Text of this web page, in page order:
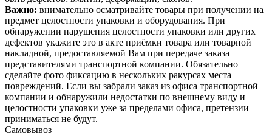
Важно: внимательно осматривайте товары при получении на
предмет целостности упаковки и оборудования. При
обнаружении нарушения целостности упаковки или других
дефектов укажите это в акте приёмки товара или товарной
накладной, предоставляемой Вам при передаче заказа
представителями транспортной компании. Обязательно
сделайте фото фиксацию в нескольких ракурсах места
повреждений. Если вы забрали заказ из офиса транспортной
компании и обнаружили недостатки по внешнему виду и
целостности упаковки уже за пределами офиса, претензии
приниматься не будут.
Самовывоз